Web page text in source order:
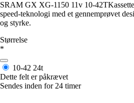
SRAM GX XG-1150 11v 10-
speed-teknologi med et gennemprøvet
og styrke.
Størrelse
*
10-42 24t
Dette felt er påkrævet
Sendes inden for 24 timer